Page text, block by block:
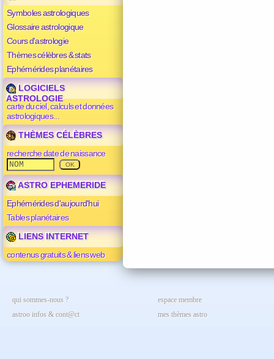
Symboles astrologiques
Glossaire astrologique
Cours d'astrologie
Thèmes célèbres & stats
Ephémérides planétaires
LOGICIELS
ASTROLOGIE
carte du ciel, calculs et données
astrologiques...
THÈMES CÉLÈBRES
recherche date de naissance
ASTRO EPHEMERIDE
Ephémérides d'aujourd'hui
Tables planétaires
LIENS INTERNET
contenus gratuits & liens web
qui sommes-nous ?
astroo infos & cont@ct
espace membre
mes thèmes astro